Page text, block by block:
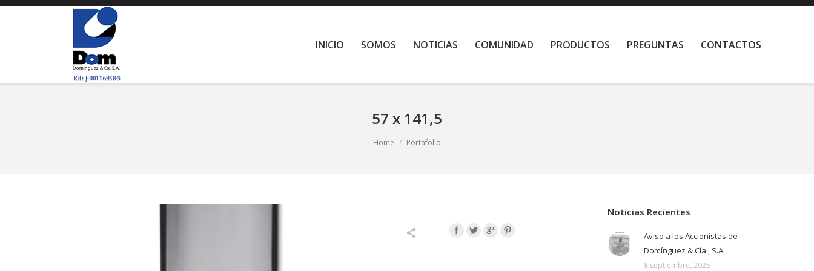
INICIO SOMOS NOTICIAS COMUNIDAD PRODUCTOS PREGUNTAS CONTACTOS
57 x 141,5
Home Portafolio
Noticias Recientes
Aviso a los Accionistas de
Domínguez & Cía., S.A.
8 septiembre, 2025